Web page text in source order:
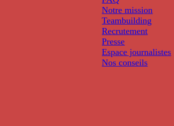
Notre mission
Teambuilding
Recrutement
Presse
Espace journalistes
Nos conseils